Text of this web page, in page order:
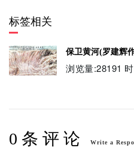
标签相关
保卫黄河(罗建辉
浏览量:28191
0 条 评 论 Write a